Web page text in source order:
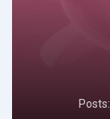
Posts: